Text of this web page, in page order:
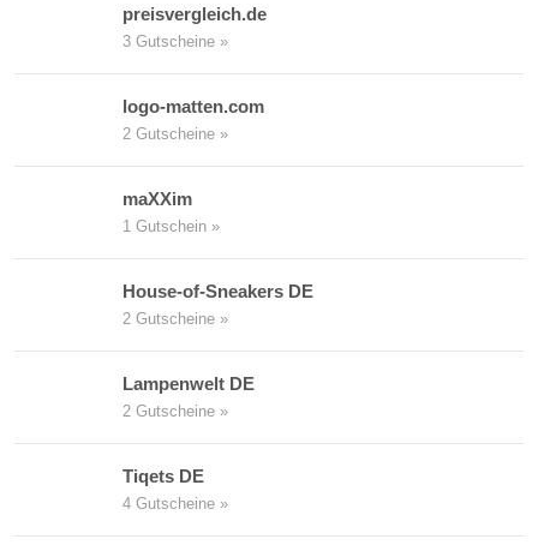
preisvergleich.de
3 Gutscheine »
logo-matten.com
2 Gutscheine »
maXXim
1 Gutschein »
House-of-Sneakers DE
2 Gutscheine »
Lampenwelt DE
2 Gutscheine »
Tiqets DE
4 Gutscheine »